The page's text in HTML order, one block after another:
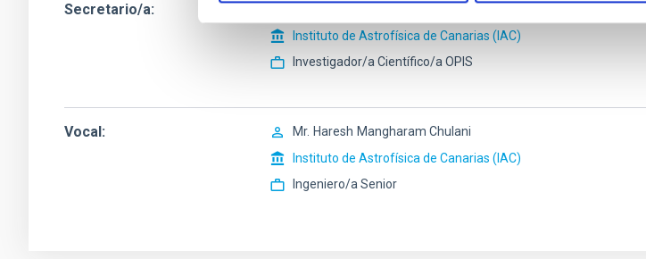
Secretario/a
Instituto de Astrofísica de Canarias (IAC)
Investigador/a Científico/a OPIS
Vocal Mr. Haresh Mangharam Chulani
Instituto de Astrofísica de Canarias (IAC)
Ingeniero/a Senior